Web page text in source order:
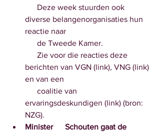
diverse belangenorganisaties hun
reactie naar
      de Tweede Kamer.
berichten van VGN (link), VNG (link)
en van een
ervaringsdeskundigen (link) (bron:
NZG).
Minister      Schouten gaat de